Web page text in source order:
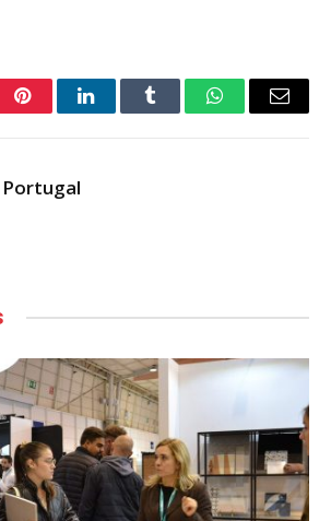
PinterestLinkedInTumblr WhatsAppEmail